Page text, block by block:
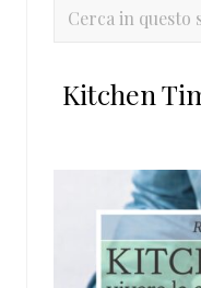
primaria
Cerca
sito
Kitchen